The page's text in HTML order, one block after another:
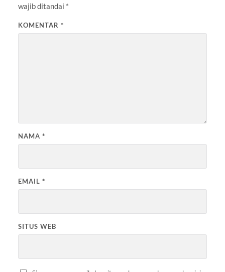
wajib ditandai *
KOMENTAR *
NAMA *
EMAIL *
SITUS WEB